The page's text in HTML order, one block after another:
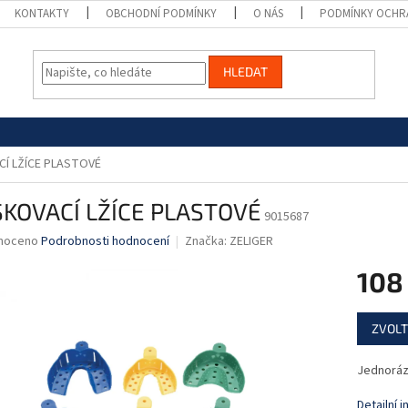
KONTAKTY OBCHODNÍ PODMÍNKY O NÁS PODMÍNKY
HLEDAT
LŽÍCE PLASTOVÉ
LŽÍCE PLASTOVÉ 9015687
Podrobnosti hodnocení Značka: ZELIGER
108
Měrná
cena: